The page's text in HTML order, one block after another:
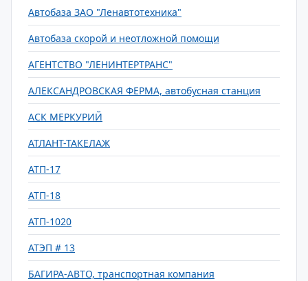
Автобаза ЗАО "Ленавтотехника"
Автобаза скорой и неотложной помощи
АГЕНТСТВО "ЛЕНИНТЕРТРАНС"
АЛЕКСАНДРОВСКАЯ ФЕРМА, автобусная станция
АСК МЕРКУРИЙ
АТЛАНТ-ТАКЕЛАЖ
АТП-17
АТП-18
АТП-1020
АТЭП # 13
БАГИРА-АВТО, транспортная компания